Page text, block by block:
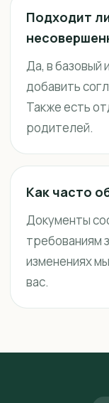
Подходит
Да, в базовый
добавить
Также есть
родителей.
Как часто
Документы
требованиям
изменениях
вас.